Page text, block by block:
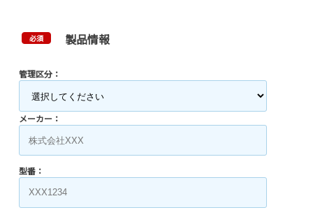
必須 製品情報
管理区分：
メーカー：
型番：